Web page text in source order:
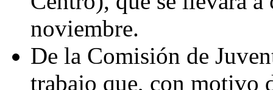
noviembre.
De la Comisión de
trabajo que, con motivo